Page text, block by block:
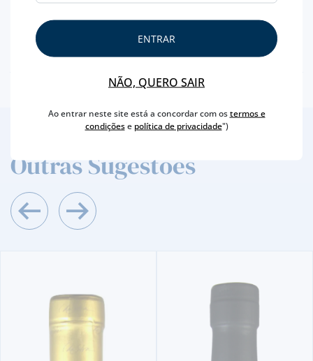
PRODUTOR
TEOR ALCOÓLICO
Outras Sugestões
ENTRAR
NÃO, QUERO SAIR
Ao entrar neste site está a concordar com ostermos e
condiçõese política de privacidade")